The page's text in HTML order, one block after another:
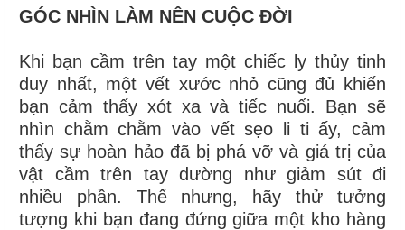
GÓC NHÌN LÀM NÊN CUỘC ĐỜI
Khi bạn cầm trên tay một chiếc ly thủy tinh
duy nhất, một vết xước nhỏ cũng đủ khiến
bạn cảm thấy xót xa và tiếc nuối. Bạn sẽ
nhìn chằm chằm vào vết sẹo li ti ấy, cảm
thấy sự hoàn hảo đã bị phá vỡ và giá trị của
vật cầm trên tay dường như giảm sút đi
nhiều phần. Thế nhưng, hãy thử tưởng
tượng khi bạn đang đứng giữa một kho hàng